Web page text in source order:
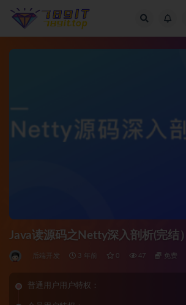
Java读源码之Netty深入剖析(完结）
后端开发 3 年前 0 47 免费
普通用户用户特权：